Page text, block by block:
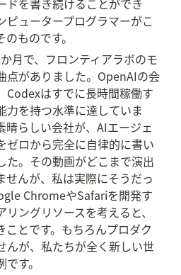
ドを書き続けることができ
ピュータープログラマーがこ
ものです。
月で、フロンティアラボのモ
点がありました。OpenAIの会
Codexはすでに長時間稼働す
力を持つ水準に達していま
晴らしい会社が、AIエージェ
ゼロから完全に自律的に書い
た。その動画がどこまで演出
せんが、私は実際にそうだっ
ChromeやSafariを開発す
ングリソースを考えると、
とです。もちろんプロダク
んが、私たちが全く新しい世
す。